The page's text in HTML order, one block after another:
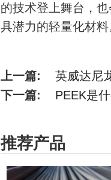
的技术登上舞台，
具潜力的轻量化材料
上一篇: 英威达尼
下一篇: PEEK是
推荐产品